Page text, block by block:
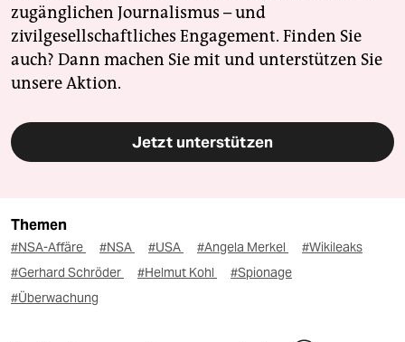
zugänglichen Journalismus – und
zivilgesellschaftliches Engagement. Finden Sie
auch? Dann machen Sie mit und unterstützen Sie
unsere Aktion.
Jetzt unterstützen
Themen
#NSA-Affäre #NSA #USA #Angela Merkel
#Wikileaks
#Gerhard Schröder
#Helmut Kohl
#Spionage
#Überwachung